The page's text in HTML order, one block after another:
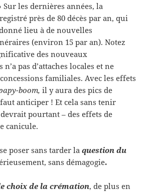
Sur les dernières années, la
près de 80 décès par an, qui
lieu à de nouvelles
(environ 15 par an). Notez
des nouveaux
pas d’attaches locales et ne
familiales. Avec les effets
boom, il y aura des pics de
anticiper ! Et cela sans tenir
pourtant – des effets de
canicule.
poser sans tarder laquestion du
sans démagogie.
choix de la crémation, de plus en